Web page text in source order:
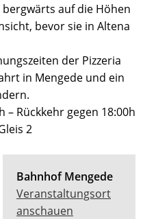
auf die Höhen
bevor sie in Altena
der Pizzeria
in Mengede und ein
– Rückkehr gegen 18:00h
2
Bahnhof Mengede
Veranstaltungsort
anschauen